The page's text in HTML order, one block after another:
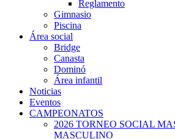
Reglamento
Gimnasio
Piscina
Área social
Bridge
Canasta
Dominó
Área infantil
Noticias
Eventos
CAMPEONATOS
2026 TORNEO SOCIAL
MASCULINO